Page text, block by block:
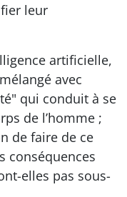
leur
artificielle,
avec
qui conduit à se
de l’homme ;
de faire de ce
conséquences
elles pas sous-